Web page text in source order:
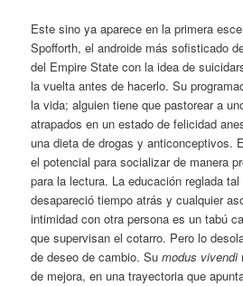
Este sino ya aparece en la primera
Spofforth, el androide más sofisticado
del Empire State con la idea de
la vuelta antes de hacerlo. Su
la vida; alguien tiene que pastorear a
atrapados en un estado de felicidad
una dieta de drogas y anticonceptivos.
el potencial para socializar de manera
para la lectura. La educación reglada
desapareció tiempo atrás y cualquier
intimidad con otra persona es un tabú
que supervisan el cotarro. Pero lo
de deseo de cambio. Sumodus vivendi
de mejora, en una trayectoria que